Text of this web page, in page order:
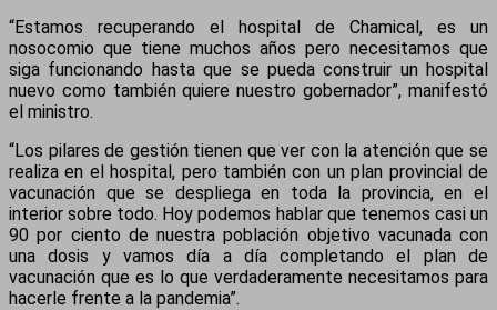
“Estamos recuperando el hospital de Chamical, es un
nosocomio que tiene muchos años pero necesitamos que
siga funcionando hasta que se pueda construir un hospital
nuevo como también quiere nuestro gobernador”, manifestó
el ministro.
“Los pilares de gestión tienen que ver con la atención que se
realiza en el hospital, pero también con un plan provincial de
vacunación que se despliega en toda la provincia, en el
interior sobre todo. Hoy podemos hablar que tenemos casi un
90 por ciento de nuestra población objetivo vacunada con
una dosis y vamos día a día completando el plan de
vacunación que es lo que verdaderamente necesitamos para
hacerle frente a la pandemia”.